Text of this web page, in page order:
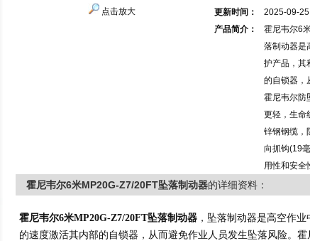
点击放大
更新时间：
2025-09-25
产品简介：
霍尼韦尔6
落制动器是
护产品，其
的自锁器，
霍尼韦尔防
更轻，生命
锌钢钢缆，
向抓钩(19
用性和安全
霍尼韦尔6米MP20G-Z7/20FT坠落制动器的详细资料：
霍尼韦尔6米MP20G-Z7/20FT坠落制动器 ， 坠落制动器是高空作
的速度激活其内部的自锁器，从而避免作业人员发生坠落风险。霍